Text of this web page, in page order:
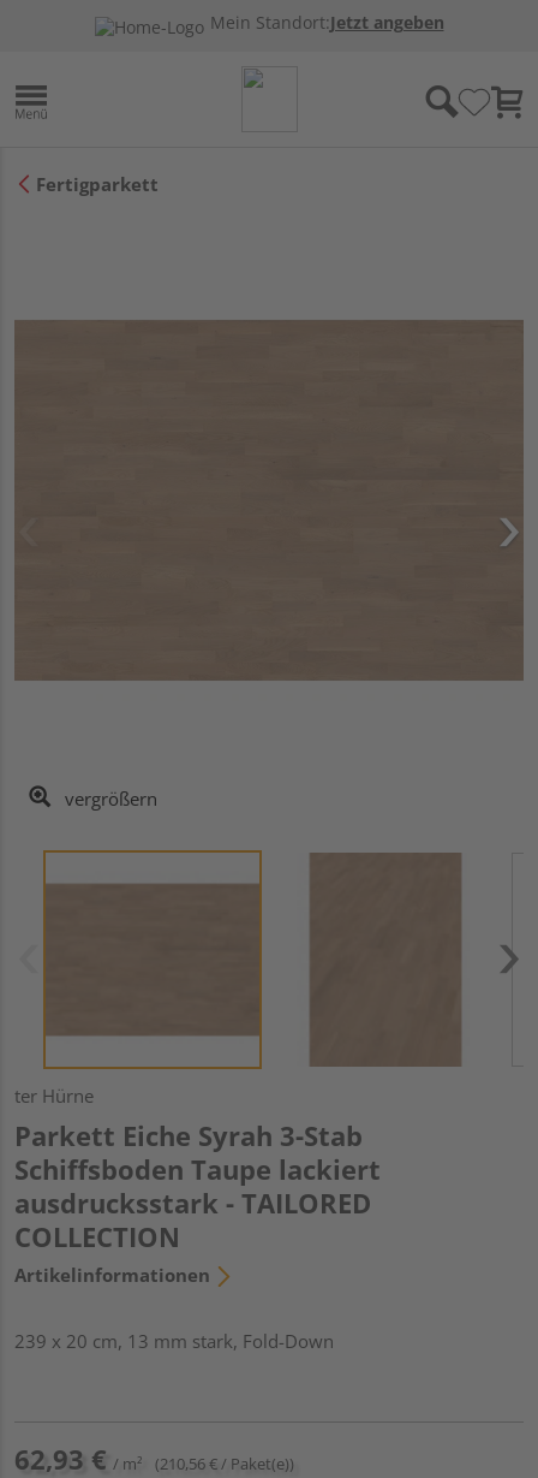
Mein Standort:Jetzt angeben
Fertigparkett
vergrößern
ter Hürne
Parkett Eiche Syrah 3-Stab
Schiffsboden Taupe lackiert
ausdrucksstark - TAILORED
COLLECTION
Artikelinformationen
239 x 20 cm, 13 mm stark, Fold-Down
62,93 € / m² (210,56 € / Paket(e))